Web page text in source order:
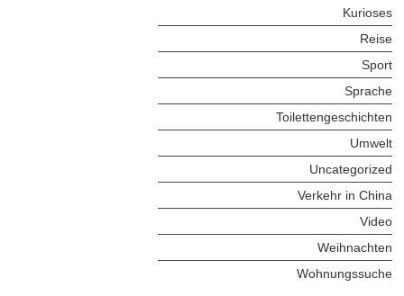
Kurioses
Reise
Sport
Sprache
Toilettengeschichten
Umwelt
Uncategorized
Verkehr in China
Video
Weihnachten
Wohnungssuche